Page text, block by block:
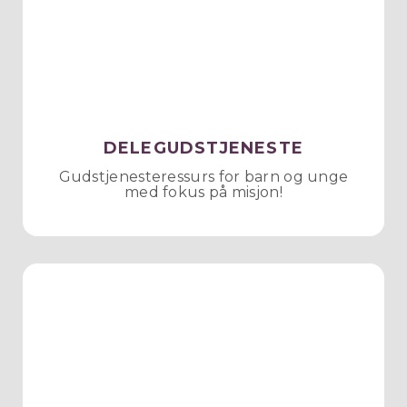
DELEGUDSTJENESTE
Gudstjenesteressurs for barn og unge
med fokus på misjon!